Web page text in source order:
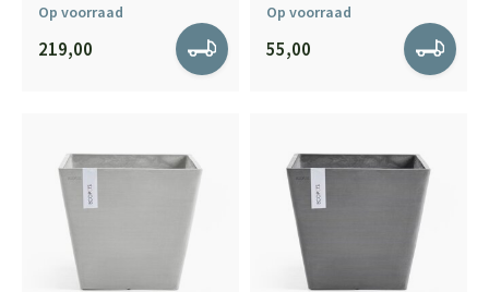
Op voorraad
219,00
Op voorraad
55,00